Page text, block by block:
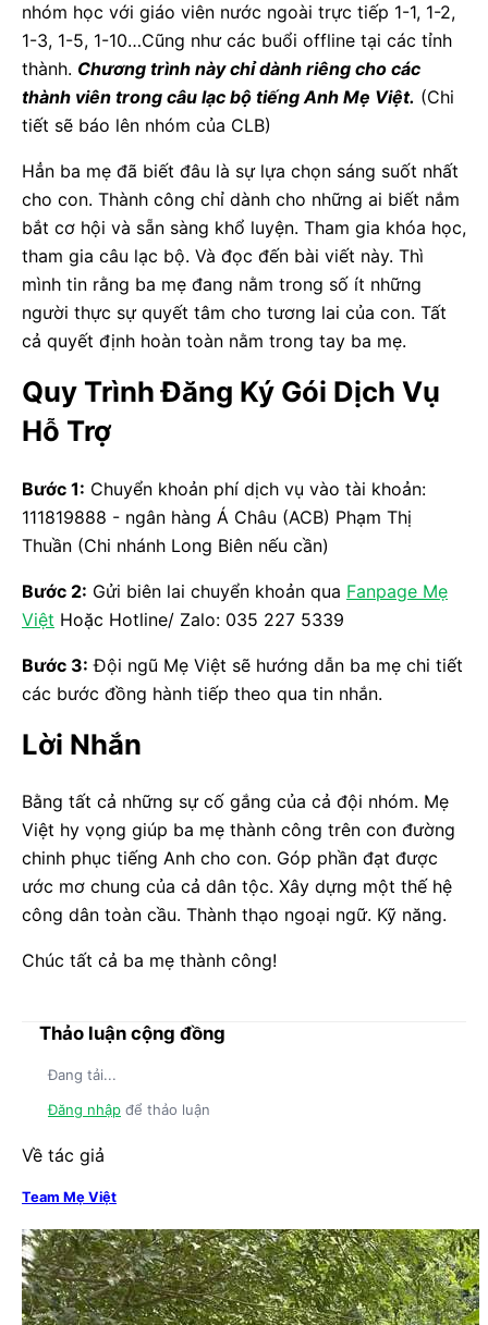
nhóm học với giáo viên nước ngoài trực tiếp 1-1, 1-2,
1-3, 1-5, 1-10…Cũng như các buổi offline tại các tỉnh
thành. Chương trình này chỉ dành riêng cho các
thành viên trong câu lạc bộ tiếng Anh Mẹ Việt. (Chi
tiết sẽ báo lên nhóm của CLB)
Hẳn ba mẹ đã biết đâu là sự lựa chọn sáng suốt nhất
cho con. Thành công chỉ dành cho những ai biết nắm
bắt cơ hội và sẵn sàng khổ luyện. Tham gia khóa học,
tham gia câu lạc bộ. Và đọc đến bài viết này. Thì
mình tin rằng ba mẹ đang nằm trong số ít những
người thực sự quyết tâm cho tương lai của con. Tất
cả quyết định hoàn toàn nằm trong tay ba mẹ.
Quy Trình Đăng Ký Gói Dịch Vụ
Hỗ Trợ
Bước 1: Chuyển khoản phí dịch vụ vào tài khoản:
111819888 - ngân hàng Á Châu (ACB) Phạm Thị
Thuần (Chi nhánh Long Biên nếu cần)
Bước 2: Gửi biên lai chuyển khoản qua Fanpage Mẹ
Việt Hoặc Hotline/ Zalo: 035 227 5339
Bước 3: Đội ngũ Mẹ Việt sẽ hướng dẫn ba mẹ chi tiết
các bước đồng hành tiếp theo qua tin nhắn.
Lời Nhắn
Bằng tất cả những sự cố gắng của cả đội nhóm. Mẹ
Việt hy vọng giúp ba mẹ thành công trên con đường
chinh phục tiếng Anh cho con. Góp phần đạt được
ước mơ chung của cả dân tộc. Xây dựng một thế hệ
công dân toàn cầu. Thành thạo ngoại ngữ. Kỹ năng.
Chúc tất cả ba mẹ thành công!
Thảo luận cộng đồng
Đang tải...
Đăng nhập để thảo luận
Về tác giả
Team Mẹ Việt